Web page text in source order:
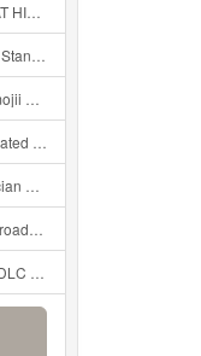
Cô Mp3
Mp3
Mp3
Mp3
Mp3
Mp3
Mp3